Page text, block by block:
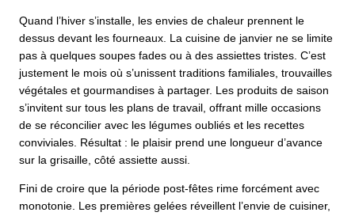
Quand l’hiver s’installe, les envies de chaleur prennent le
dessus devant les fourneaux. La cuisine de janvier ne se limite
pas à quelques soupes fades ou à des assiettes tristes. C’est
justement le mois où s’unissent traditions familiales, trouvailles
végétales et gourmandises à partager. Les produits de saison
s’invitent sur tous les plans de travail, offrant mille occasions
de se réconcilier avec les légumes oubliés et les recettes
conviviales. Résultat : le plaisir prend une longueur d’avance
sur la grisaille, côté assiette aussi.
Fini de croire que la période post-fêtes rime forcément avec
monotonie. Les premières gelées réveillent l’envie de cuisiner,